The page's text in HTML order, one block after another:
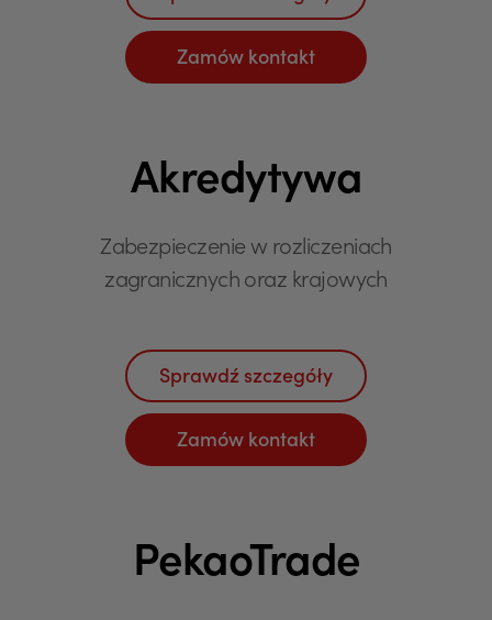
Zamów kontakt
Akredytywa
Zabezpieczenie w rozliczeniach
zagranicznych oraz krajowych
Sprawdź szczegóły
Zamów kontakt
PekaoTrade